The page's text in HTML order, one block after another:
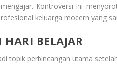
Kontroversi ini
keluarga modern yang
BELAJAR
topik perbincangan utama